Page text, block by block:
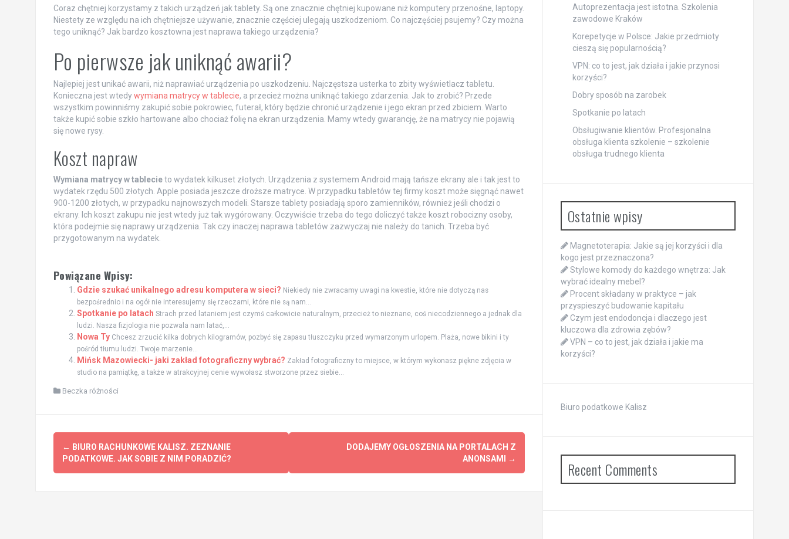
Coraz chętniej korzystamy z takich urządzeń jak tablety. Są one znacznie chętniej kupowane niż komputery przenośne, laptopy.
Niestety ze względu na ich chętniejsze używanie, znacznie częściej ulegają uszkodzeniom. Co najczęściej psujemy? Czy można
tego uniknąć? Jak bardzo kosztowna jest naprawa takiego urządzenia?
Po pierwsze jak uniknąć awarii?
Najlepiej jest unikać awarii, niż naprawiać urządzenia po uszkodzeniu. Najczęstsza usterka to zbity wyświetlacz tabletu.
Konieczna jest wtedywymiana matrycy w tablecie, a przecież można uniknąć takiego zdarzenia. Jak to zrobić? Przede
wszystkim powinniśmy zakupić sobie pokrowiec, futerał, który będzie chronić urządzenie i jego ekran przed zbiciem. Warto
także kupić sobie szkło hartowane albo chociaż folię na ekran urządzenia. Mamy wtedy gwarancję, że na matrycy nie pojawią
się nowe rysy.
Koszt napraw
Wymiana matrycy w tablecieto wydatek kilkuset złotych. Urządzenia z systemem Android mają tańsze ekrany ale i tak jest to
wydatek rzędu 500 złotych. Apple posiada jeszcze droższe matryce. W przypadku tabletów tej firmy koszt może sięgnąć nawet
900-1200 złotych, w przypadku najnowszych modeli. Starsze tablety posiadają sporo zamienników, również jeśli chodzi o
ekrany. Ich koszt zakupu nie jest wtedy już tak wygórowany. Oczywiście trzeba do tego doliczyć także koszt robocizny osoby,
która podejmie się naprawy urządzenia. Tak czy inaczej naprawa tabletów zazwyczaj nie należy do tanich. Trzeba być
przygotowanym na wydatek.
Powiązane Wpisy:
Gdzie szukać unikalnego adresu komputera w sieci? Niekiedy nie zwracamy uwagi na kwestie, które nie dotyczą nas
bezpośrednio i na ogół nie interesujemy się rzeczami, które nie są nam...
Spotkanie po latach Strach przed lataniem jest czymś całkowicie naturalnym, przecież to nieznane, coś niecodziennego a jednak dla
ludzi. Nasza fizjologia nie pozwala nam latać,...
Nowa Ty Chcesz zrzucić kilka dobrych kilogramów, pozbyć się zapasu tłuszczyku przed wymarzonym urlopem. Plaża, nowe bikini i ty
pośród tłumu ludzi. Twoje marzenie...
Mińsk Mazowiecki- jaki zakład fotograficzny wybrać? Zakład fotograficzny to miejsce, w którym wykonasz piękne zdjęcia w
studio na pamiątkę, a także w atrakcyjnej cenie wywołasz stworzone przez siebie...
Beczka różności
Post
navigation
← BIURO RACHUNKOWE KALISZ. ZEZNANIE
PODATKOWE. JAK SOBIE Z NIM PORADZIĆ?
DODAJEMY OGŁOSZENIA NA PORTALACH Z
ANONSAMI
→
Autoprezentacja jest istotna. Szkolenia
zawodowe Kraków
Korepetycje w Polsce: Jakie przedmioty
cieszą się popularnością?
VPN: co to jest, jak działa i jakie przynosi
korzyści?
Dobry sposób na zarobek
Spotkanie po latach
Obsługiwanie klientów. Profesjonalna
obsługa klienta szkolenie – szkolenie
obsługa trudnego klienta
Ostatnie wpisy
Magnetoterapia: Jakie są jej korzyści i dla
kogo jest przeznaczona?
Stylowe komody do każdego wnętrza: Jak
wybrać idealny mebel?
Procent składany w praktyce – jak
przyspieszyć budowanie kapitału
Czym jest endodoncja i dlaczego jest
kluczowa dla zdrowia zębów?
VPN – co to jest, jak działa i jakie ma
korzyści?
Biuro podatkowe Kalisz
Recent Comments